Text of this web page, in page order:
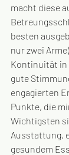
macht diese
besten
nur zwei
Kontinuität in
gute
engagierten
Punkte, die
Wichtigsten
Ausstattung,
gesundem